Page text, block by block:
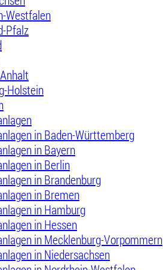
Westfalen
Pfalz
Holstein
in Baden-Württemberg
in Bayern
in Berlin
in Brandenburg
in Bremen
in Hamburg
in Hessen
in Mecklenburg-Vorpommern
in Niedersachsen